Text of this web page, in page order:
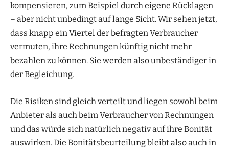
kompensieren, zum Beispiel durch eigene Rücklagen
– aber nicht unbedingt auf lange Sicht. Wir sehen jetzt,
dass knapp ein Viertel der befragten Verbraucher
vermuten, ihre Rechnungen künftig nicht mehr
bezahlen zu können. Sie werden also unbeständiger in
der Begleichung.
Die Risiken sind gleich verteilt und liegen sowohl beim
Anbieter als auch beim Verbraucher von Rechnungen
und das würde sich natürlich negativ auf ihre Bonität
auswirken. Die Bonitätsbeurteilung bleibt also auch in